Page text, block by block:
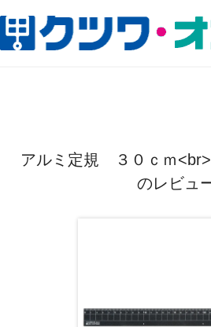
アルミ定規 ３０ｃｍ
のレビュ